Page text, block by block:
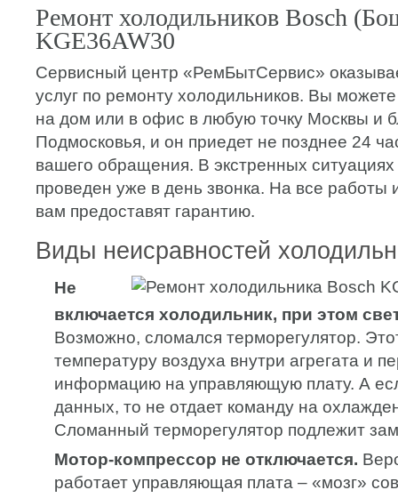
Ремонт холодильников Bosch
KGE36AW30
Сервисный центр «РемБытСервис»
услуг по ремонту холодильников. Вы
на дом или в офис в любую точку Москвы и
Подмосковья, и он приедет не позднее 24
вашего обращения. В экстренных
проведен уже в день звонка. На все работы
вам предоставят гарантию.
Виды неисравностей
Не
включается холодильник, при этом
Возможно, сломался терморегулятор.
температуру воздуха внутри агрегата и
информацию на управляющую плату. А
данных, то не отдает команду на
Сломанный терморегулятор подлежит
Мотор-компрессор не отключается.
работает управляющая плата – «мозг»